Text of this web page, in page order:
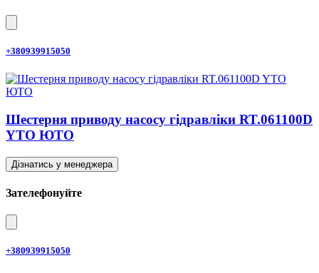
+380939915050
Шестерня приводу насосу гідравліки RT.061100D
YTO ЮТО
Дізнатись у менеджера
Зателефонуйте
+380939915050